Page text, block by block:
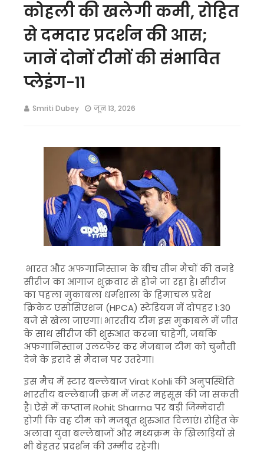
कोहली की खलेगी कमी, रोहित
से दमदार प्रदर्शन की आस;
जानें दोनों टीमों की संभावित
प्लेइंग-11
Smriti Dubey जून 13, 2026
भारत और अफगानिस्तान के बीच तीन मैचों की वनडे
सीरीज का आगाज शुक्रवार से होने जा रहा है। सीरीज
का पहला मुकाबला धर्मशाला के हिमाचल प्रदेश
क्रिकेट एसोसिएशन (HPCA) स्टेडियम में दोपहर 1:30
बजे से खेला जाएगा। भारतीय टीम इस मुकाबले में जीत
के साथ सीरीज की शुरुआत करना चाहेगी, जबकि
अफगानिस्तान उलटफेर कर मेजबान टीम को चुनौती
देने के इरादे से मैदान पर उतरेगा।
इस मैच में स्टार बल्लेबाज Virat Kohli की अनुपस्थिति
भारतीय बल्लेबाजी क्रम में जरूर महसूस की जा सकती
है। ऐसे में कप्तान Rohit Sharma पर बड़ी जिम्मेदारी
होगी कि वह टीम को मजबूत शुरुआत दिलाएं। रोहित के
अलावा युवा बल्लेबाजों और मध्यक्रम के खिलाड़ियों से
भी बेहतर प्रदर्शन की उम्मीद रहेगी।